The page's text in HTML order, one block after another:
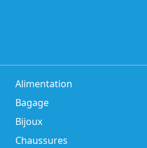
Alimentation
Bagage
Bijoux
Chaussures